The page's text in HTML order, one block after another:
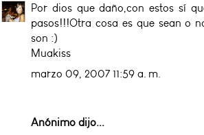
Por dios que daño,con estos sí
pasos!!!Otra cosa es que sean o
son :)
Muakiss
marzo 09, 2007 11:59 a. m.
Anónimo dijo...